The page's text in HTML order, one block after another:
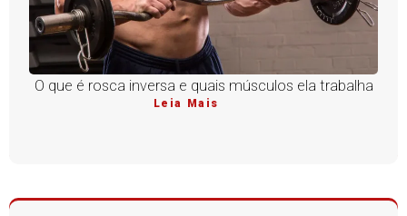
O que é rosca inversa e quais músculos ela trabalha
Leia Mais